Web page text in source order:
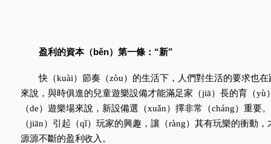
盈利的資本（běn）第一條：“新”
快（kuài）節奏（zòu）的生活下，人們對生活的要求也在
來說，與時俱進的兒童遊樂設備才能滿足家（jiā）長的育（
（de）遊樂場來說，新設備選（xuǎn）擇非常（cháng）重要
（jiān）引起（qǐ）玩家的興趣，讓（ràng）其有玩樂的衝動
源源不斷的盈利收入。